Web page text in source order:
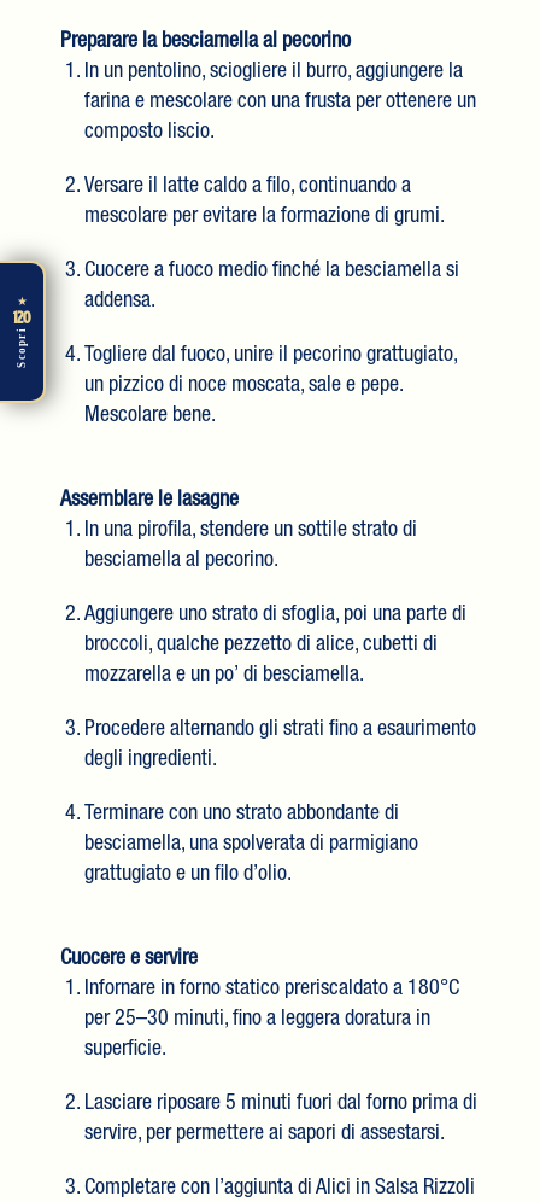
Preparare la besciamella al pecorino
In un pentolino, sciogliere il burro, aggiungere la
farina e mescolare con una frusta per ottenere un
composto liscio.
Versare il latte caldo a filo, continuando a
mescolare per evitare la formazione di grumi.
Cuocere a fuoco medio finché la besciamella si
addensa.
Togliere dal fuoco, unire il pecorino grattugiato,
un pizzico di noce moscata, sale e pepe.
Mescolare bene.
Assemblare le lasagne
In una pirofila, stendere un sottile strato di
besciamella al pecorino.
Aggiungere uno strato di sfoglia, poi una parte di
broccoli, qualche pezzetto di alice, cubetti di
mozzarella e un po’ di besciamella.
Procedere alternando gli strati fino a esaurimento
degli ingredienti.
Terminare con uno strato abbondante di
besciamella, una spolverata di parmigiano
grattugiato e un filo d’olio.
Cuocere e servire
Infornare in forno statico preriscaldato a 180°C
per 25–30 minuti, fino a leggera doratura in
superficie.
Lasciare riposare 5 minuti fuori dal forno prima di
servire, per permettere ai sapori di assestarsi.
Completare con l’aggiunta di Alici in Salsa Rizzoli
★
120
Scopri